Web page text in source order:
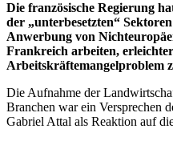
Die französische Regierung
der „unterbesetzten“
Anwerbung von
Frankreich arbeiten,
Arbeitskräftemangelproblem
Die Aufnahme der
Branchen war ein Versprechen
Gabriel Attal als Reaktion auf